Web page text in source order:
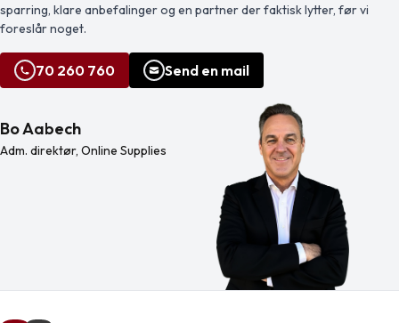
sparring, klare anbefalinger og en partner der faktisk lytter, før vi
foreslår noget.
70 260 760 Send en mail
Bo Aabech
Adm. direktør, Online Supplies